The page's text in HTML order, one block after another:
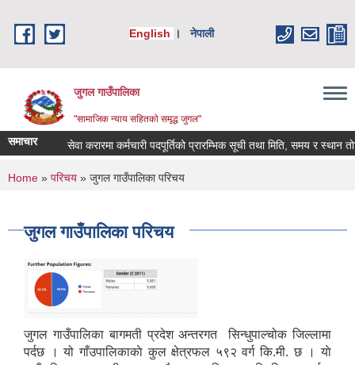
English
। नेपाली
जुगल गाउँपालिका
"सामाजिक न्याय सहितकाे समृद्ध जुगल"
समाचार सेवा करारमा कर्मचारी पदपूर्तिको प्रारम्भिक सूची तथा मिति, समय र स्थान
You are here
Home » परिचय » जुगल गाउँपालिका परिचय
जुगल गाउँपालिका परिचय
जुगल गाउँपालिका बागमती प्रदेश अन्तरगत सिन्धुपाल्चोक जिल्लामा
पर्दछ । यो गाँउपालिकाकाे कुल क्षेत्रफल ५९२ वर्ग कि.मी. छ । याे